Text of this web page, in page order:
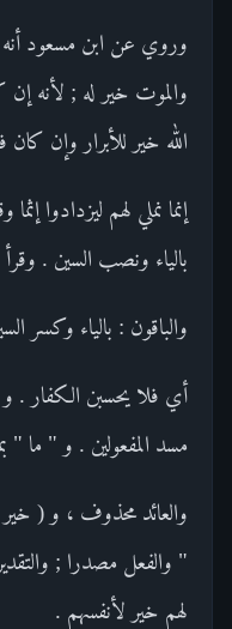
وروي عن ابن مسعود أنه
والموت خير له ; لأنه إن
الله خير للأبرار وإن كان
إنما نملي لهم ليزدادوا
بالياء ونصب السين .
والباقون : بالياء وكسر
أي فلا يحسبن الكفار . و
مسد المفعولين . و " ما "
والعائد محذوف ، و (
" والفعل مصدرا ;
لهم خير لأنفسهم .